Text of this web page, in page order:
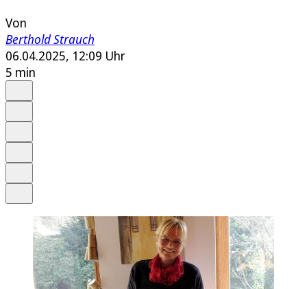
Von
Berthold Strauch
06.04.2025, 12:09 Uhr
5 min